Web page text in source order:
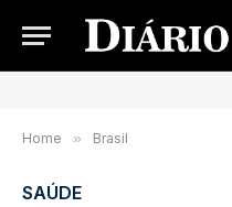
Home » Brasil
SAÚDE